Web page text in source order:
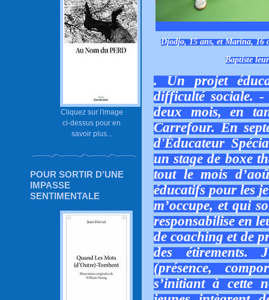
Cliquez sur l'image
ci-dessus pour en
savoir plus...
POUR SORTIR D'UNE
IMPASSE
SENTIMENTALE
Djodjo, 15 ans, et Marina, 16
Baptiste
. Un projet
difficulté sociale. -
deux mois, en
Carrefour. En
d'Éducateur
un stage de boxe
tout le mois
éducatifs pour les
m’occupe, et qui
responsabilise en
de coaching et de
des étirements.
(présence,
s’initiant à cette